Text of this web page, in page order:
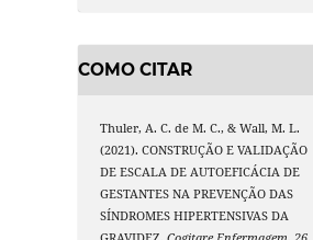
COMO CITAR
Thuler, A. C. de M. C., & Wall, M. L.
(2021). CONSTRUÇÃO E VALIDAÇÃO
DE ESCALA DE AUTOEFICÁCIA DE
GESTANTES NA PREVENÇÃO DAS
SÍNDROMES HIPERTENSIVAS DA